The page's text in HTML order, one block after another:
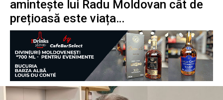
amintește lui Radu Moldovan cât de
prețioasă este viața…